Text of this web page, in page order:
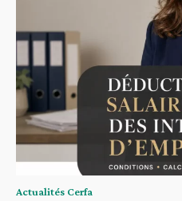
Actualités Cerfa